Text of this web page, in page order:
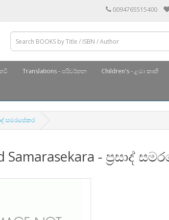
0094765515400
Translations - පරිවර්තන Children's - ළමා කෘති
සමරසේකර
Samarasekara - ප්‍රසාද්